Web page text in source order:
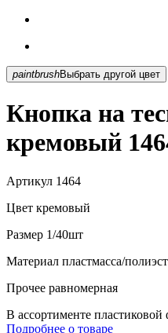
paintbrush Выбрать другой цвет
Кнопка на
кремовый
Артикул 1464
Цвет кремовый
Размер 1/40шт
Материал пластмасса/
Прочее равномерная
В ассортименте
Подробнее о товаре